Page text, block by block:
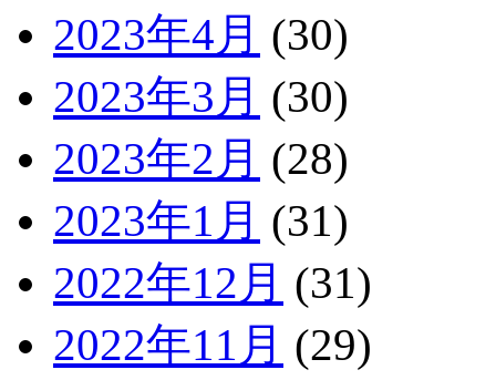
2023年4月 (30)
2023年3月 (30)
2023年2月 (28)
2023年1月 (31)
2022年12月 (31)
2022年11月 (29)